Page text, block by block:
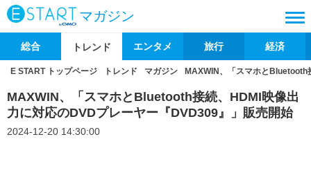
マガジン
総合 トレンド エンタメ 旅行 経済
E START トップページ トレンド マガジン MAXWIN、「スマホとBluetooth
MAXWIN、「スマホとBluetooth接続、HDMI映像出
力に対応のDVDプレーヤー『DVD309』」販売開始
2024-12-20 14:30:00